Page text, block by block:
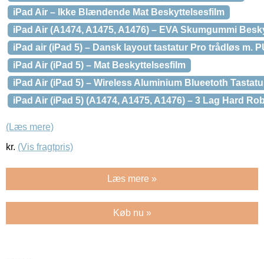
iPad Air – Ikke Blændende Mat Beskyttelsesfilm
iPad Air (A1474, A1475, A1476) – EVA Skumgummi
iPad air (iPad 5) – Dansk layout tastatur Pro trådløs m.
iPad Air (iPad 5) – Mat Beskyttelsesfilm
iPad Air (iPad 5) – Wireless Aluminium Blueetoth
iPad Air (iPad 5) (A1474, A1475, A1476) – 3 Lag Hard
(Læs mere)
kr. (Vis fragtpris)
Læs mere »
Køb nu »